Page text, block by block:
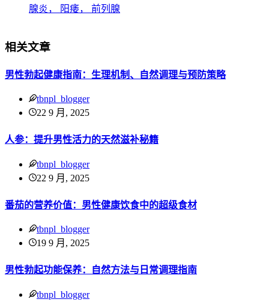
相关文章
男性勃起健康指南：生理机制、自然调理与预防策略
tbnpl_blogger
22 9 月, 2025
人参：提升男性活力的天然滋补秘籍
tbnpl_blogger
22 9 月, 2025
番茄的营养价值：男性健康饮食中的超级食材
tbnpl_blogger
19 9 月, 2025
男性勃起功能保养：自然方法与日常调理指南
tbnpl_blogger